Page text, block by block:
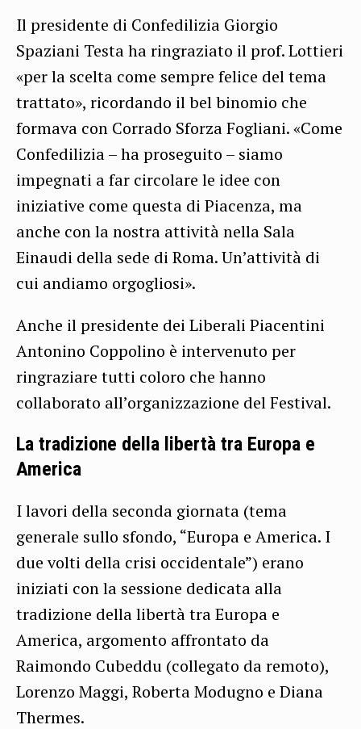
Il presidente di Confedilizia Giorgio
Spaziani Testa ha ringraziato il prof. Lottieri
«per la scelta come sempre felice del tema
trattato», ricordando il bel binomio che
formava con Corrado Sforza Fogliani. «Come
Confedilizia – ha proseguito – siamo
impegnati a far circolare le idee con
iniziative come questa di Piacenza, ma
anche con la nostra attività nella Sala
Einaudi della sede di Roma. Un’attività di
cui andiamo orgogliosi».
Anche il presidente dei Liberali Piacentini
Antonino Coppolino è intervenuto per
ringraziare tutti coloro che hanno
collaborato all’organizzazione del Festival.
La tradizione della libertà tra Europa e
America
I lavori della seconda giornata (tema
generale sullo sfondo, “Europa e America. I
due volti della crisi occidentale”) erano
iniziati con la sessione dedicata alla
tradizione della libertà tra Europa e
America, argomento affrontato da
Raimondo Cubeddu (collegato da remoto),
Lorenzo Maggi, Roberta Modugno e Diana
Thermes.